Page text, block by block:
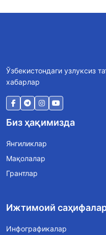
Ўзбекистондаги узлуксиз
хабарлар
Биз ҳақимизда
Янгиликлар
Мақолалар
Грантлар
Ижтимоий
Инфографикалар